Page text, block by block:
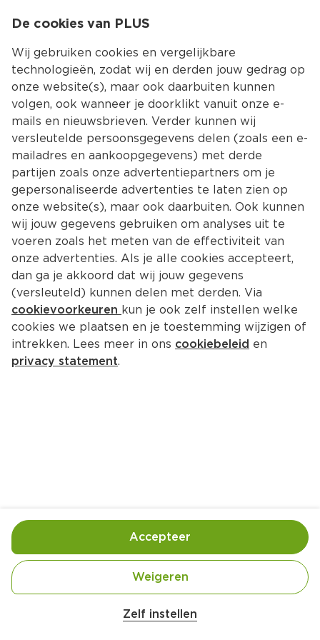
Kies jouw
0.5 flessen prosecco (ijskoud)
De cookies van PLUS
Wij gebruiken cookies en vergelijkbare
technologieën, zodat wij en derden jouw gedrag op
onze website(s), maar ook daarbuiten kunnen
volgen, ook wanneer je doorklikt vanuit onze e-
mails en nieuwsbrieven. Verder kunnen wij
versleutelde persoonsgegevens delen (zoals een e-
mailadres en aankoopgegevens) met derde
partijen zoals onze advertentiepartners om je
gepersonaliseerde advertenties te laten zien op
onze website(s), maar ook daarbuiten. Ook kunnen
wij jouw gegevens gebruiken om analyses uit te
voeren zoals het meten van de effectiviteit van
onze advertenties. Als je alle cookies accepteert,
dan ga je akkoord dat wij jouw gegevens
(versleuteld) kunnen delen met derden. Via
cookievoorkeuren kun je ook zelf instellen welke
cookies we plaatsen en je toestemming wijzigen of
intrekken. Lees meer in ons cookiebeleid en
privacy statement.
Zelf instellen
Weigeren
Accepteer